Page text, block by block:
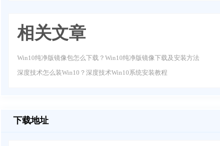
相关文章
Win10纯净版镜像包怎么下载？Win10纯净版镜像下载及安装方法
深度技术怎么装Win10？深度技术Win10系统安装教程
下载地址